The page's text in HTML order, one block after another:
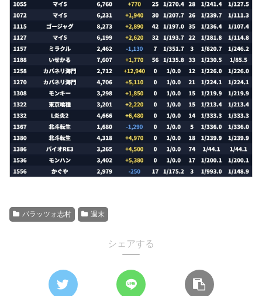
パラッツォ志村 週末
シェアする